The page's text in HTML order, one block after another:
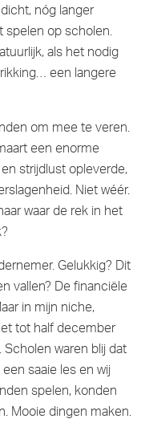
nóg langer
spelen op scholen.
als het nodig
een langere
om mee te veren.
een enorme
strijdlust opleverde,
Niet wéér.
waar de rek in het
Gelukkig? Dit
vallen? De financiële
in mijn niche,
tot half december
waren blij dat
saaie les en wij
spelen, konden
Mooie dingen maken.